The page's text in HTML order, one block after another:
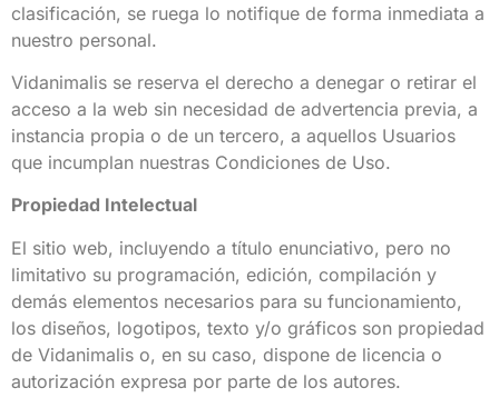
clasificación, se ruega lo notifique de forma inmediata a
nuestro personal.
Vidanimalis se reserva el derecho a denegar o retirar el
acceso a la web sin necesidad de advertencia previa, a
instancia propia o de un tercero, a aquellos Usuarios
que incumplan nuestras Condiciones de Uso.
Propiedad Intelectual
El sitio web, incluyendo a título enunciativo, pero no
limitativo su programación, edición, compilación y
demás elementos necesarios para su funcionamiento,
los diseños, logotipos, texto y/o gráficos son propiedad
de Vidanimalis o, en su caso, dispone de licencia o
autorización expresa por parte de los autores.